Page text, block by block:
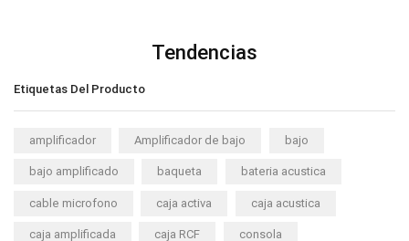
Tendencias
Etiquetas Del Producto
amplificador Amplificador de bajo bajo
bajo amplificado baqueta bateria acustica
cable microfono caja activa caja acustica
caja amplificada caja RCF consola